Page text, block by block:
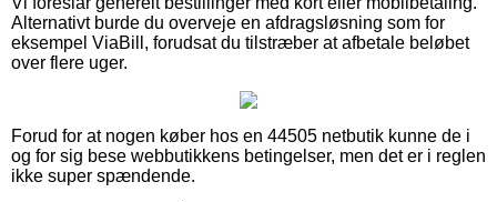
Alternativt burde du overveje en afdragsløsning som for
eksempel ViaBill, forudsat du tilstræber at afbetale beløbet
over flere uger.
Forud for at nogen køber hos en 44505 netbutik kunne de i
og for sig bese webbutikkens betingelser, men det er i reglen
ikke super spændende.